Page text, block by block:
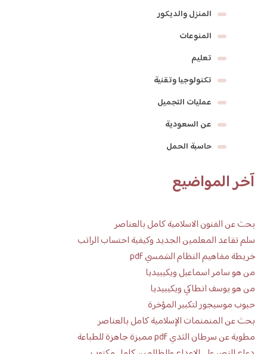
المنزل والديكور
المنوعات
تعليم
تكنولوجيا وتقنية
عمليات التجميل
عن السعودية
حاسبة الحمل
آخر المواضيع
بحث عن الفنون الاسلامية كامل بالعناصر
سلم تقاعد المعلمين الجديد وكيفية احتساب الراتب
خريطة مفاهيم النظام الشمسي pdf
من هو سامر اسماعيل ويكيبيديا
من هو يوسف انطاكي ويكيبيديا
حبوب موسيجور لتكبير المؤخرة
بحث عن المنمنمات الإسلامية كامل بالعناصر
مطوية عن سرطان الثدي pdf مميزة جاهزة للطباعة